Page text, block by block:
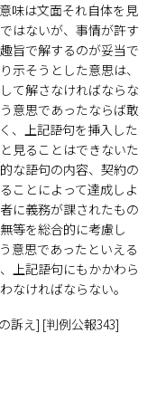
味は文面それ自体を見
はないが、事情が許す
旨で解するのが妥当で
示そうとした意思は、
て解さなければならな
意思であったならば敢
、上記語句を挿入した
見ることはできないた
な語句の内容、契約の
ことによって達成しよ
に義務が課されたもの
等を総合的に考慮し
意思であったといえる
上記語句にもかかわら
なければならない。
訴え] [判例公報343]